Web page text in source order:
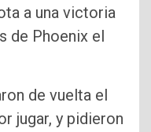
a una victoria
de Phoenix el
de vuelta el
jugar, y pidieron